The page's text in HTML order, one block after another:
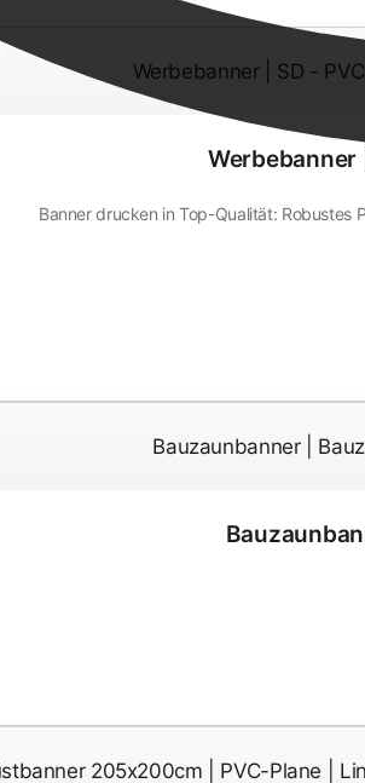
Werbebanner
Banner drucken in Top-Qualität: Robustes